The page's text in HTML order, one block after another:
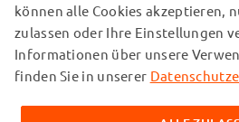
© subtel.de 2026
Alle Preise verstehen sich inklusive
zuzüglich Versandkosten. Bitte
Inhaber sind und ausschließlich zur
können alle Cookies akzeptieren,
zulassen oder Ihre Einstellungen
Informationen über unsere
finden Sie in unserer